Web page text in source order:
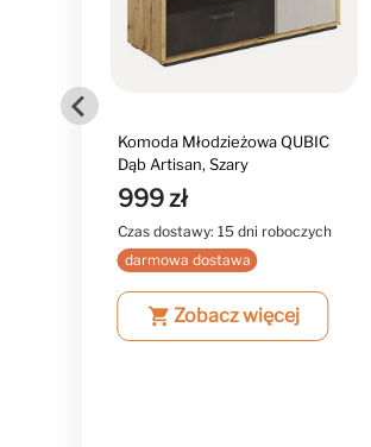
Komoda Młodzieżowa QUBIC
Dąb Artisan, Szary
999 zł
Czas dostawy: 15 dni roboczych
darmowa dostawa
shopping_cart Zobacz więcej